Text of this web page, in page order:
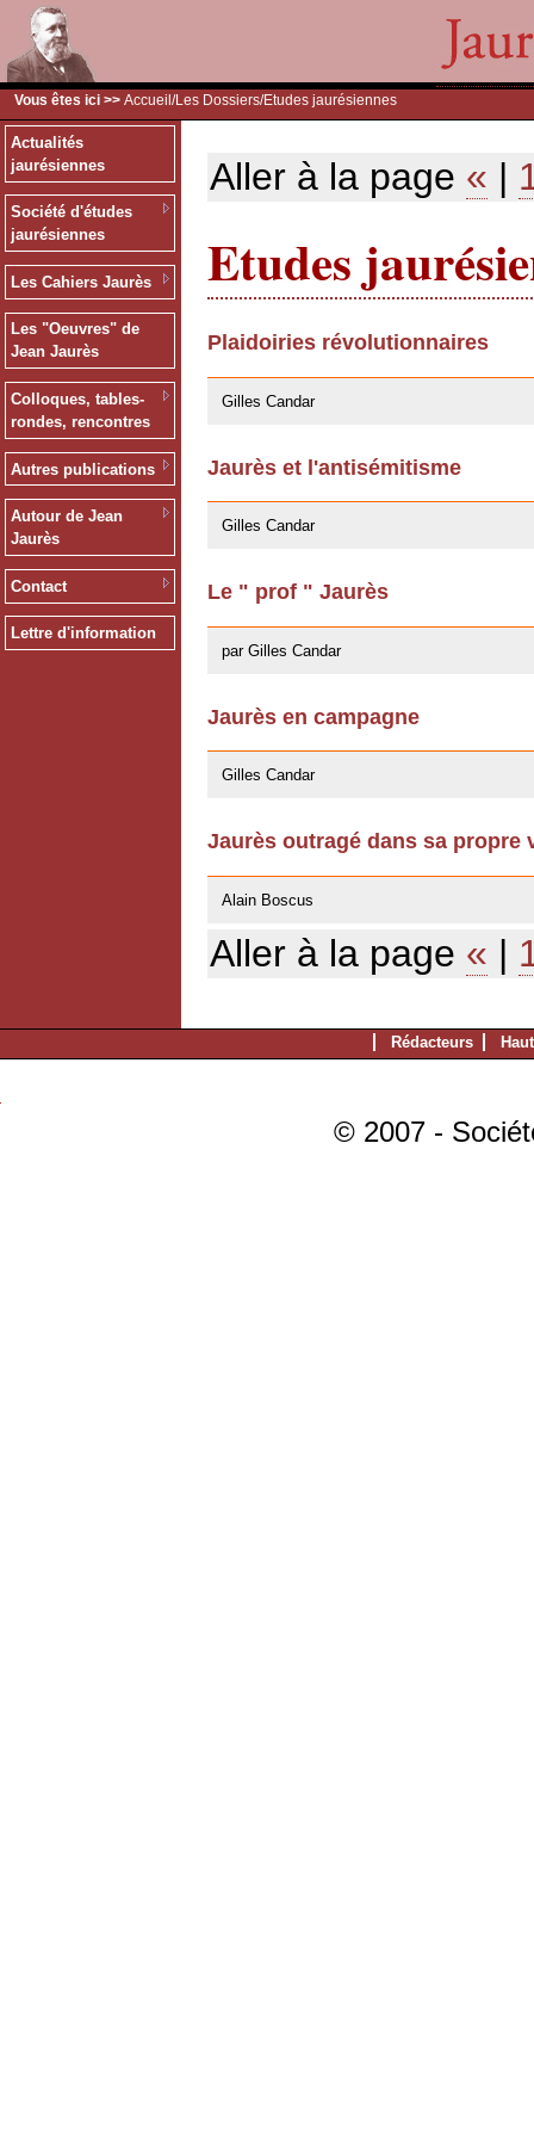
Vous êtes ici >> Accueil /Les Dossiers/Etudes jaurésiennes
Actualités
jaurésiennes
Société d'études
jaurésiennes
Les Cahiers Jaurès
Les "Oeuvres" de
Jean Jaurès
Colloques, tables-
rondes, rencontres
Autres publications
Autour de Jean
Jaurès
Contact
Lettre d'information
Aller à la page « |
Etudes
Plaidoiries révolutionnaires
Gilles Candar
Jaurès et l'antisémitisme
Gilles Candar
Le " prof " Jaurès
par Gilles Candar
Jaurès en campagne
Gilles Candar
Jaurès outragé dans sa propre
Alain Boscus
Aller à la page « |
Rédacteurs
© 2007 -